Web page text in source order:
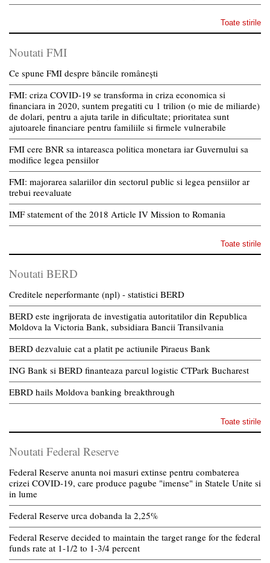
Toate stirile
Noutati FMI
Ce spune FMI despre băncile românești
FMI: criza COVID-19 se transforma in criza economica si
financiara in 2020, suntem pregatiti cu 1 trilion (o mie de miliarde)
de dolari, pentru a ajuta tarile in dificultate; prioritatea sunt
ajutoarele financiare pentru familiile si firmele vulnerabile
FMI cere BNR sa intareasca politica monetara iar Guvernului sa
modifice legea pensiilor
FMI: majorarea salariilor din sectorul public si legea pensiilor ar
trebui reevaluate
IMF statement of the 2018 Article IV Mission to Romania
Toate stirile
Noutati BERD
Creditele neperformante (npl) - statistici BERD
BERD este ingrijorata de investigatia autoritatilor din Republica
Moldova la Victoria Bank, subsidiara Bancii Transilvania
BERD dezvaluie cat a platit pe actiunile Piraeus Bank
ING Bank si BERD finanteaza parcul logistic CTPark Bucharest
EBRD hails Moldova banking breakthrough
Toate stirile
Noutati Federal Reserve
Federal Reserve anunta noi masuri extinse pentru combaterea
crizei COVID-19, care produce pagube "imense" in Statele Unite si
in lume
Federal Reserve urca dobanda la 2,25%
Federal Reserve decided to maintain the target range for the federal
funds rate at 1-1/2 to 1-3/4 percent